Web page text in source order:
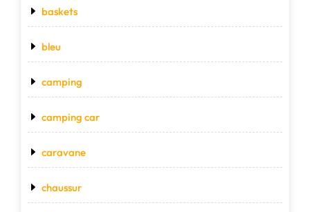
baskets
bleu
camping
camping car
caravane
chaussur